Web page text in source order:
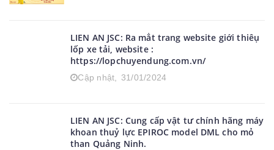
LIEN AN JSC: Ra mẳt trang website giới thiêụ
lốp xe tải, website :
https://lopchuyendung.com.vn/
Cập nhật, 31/01/2024
LIEN AN JSC: Cung cấp vật tư chính hãng máy
khoan thuỷ lực EPIROC model DML cho mỏ
than Quảng Ninh.